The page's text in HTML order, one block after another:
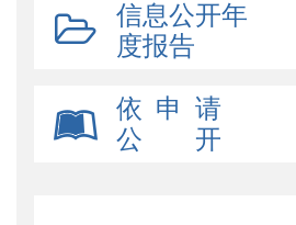
信息公开年
度报告
依 申 请
公 开